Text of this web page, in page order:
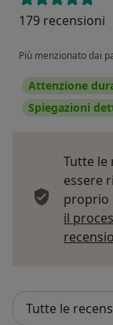
179 recensioni
Più menzionato dai
Attenzione
Spiegazioni
Tutte le
essere
proprio
il